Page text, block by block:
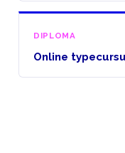
DIPLOMA
Online